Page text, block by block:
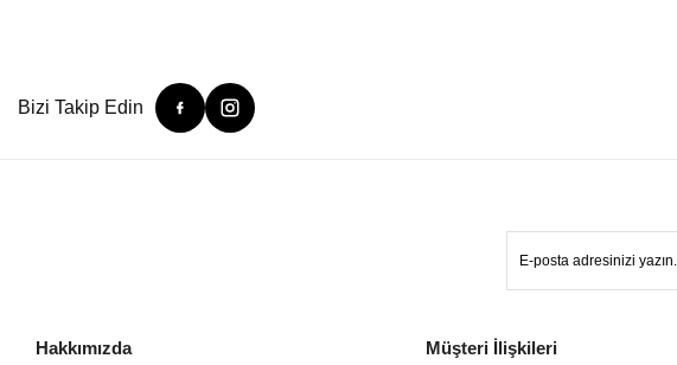
Bizi Takip Edin
Hakkımızda Müşteri İlişkileri